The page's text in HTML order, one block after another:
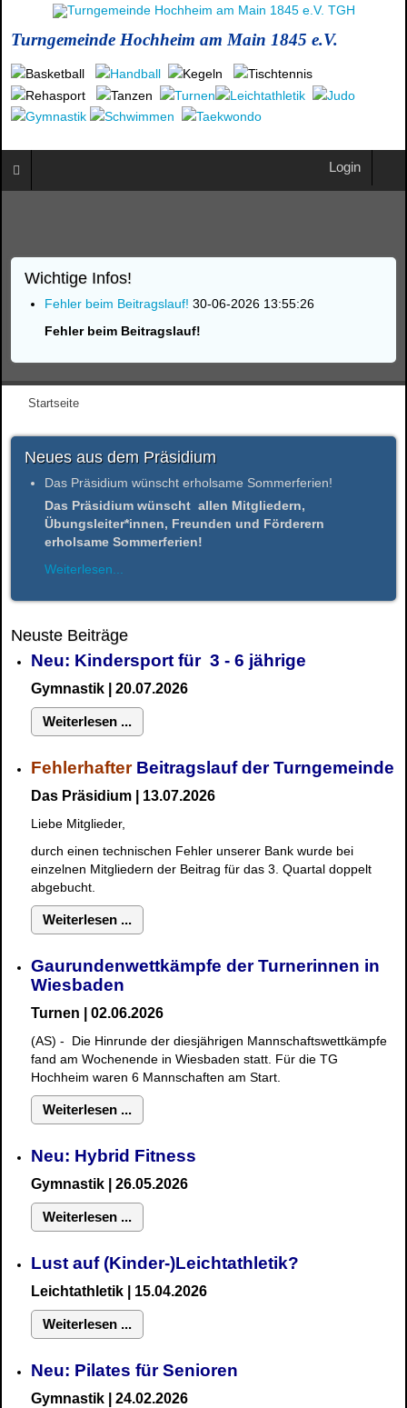
Turngemeinde Hochheim am Main 1845 e.V.
Login
Wichtige Infos!
Fehler beim Beitragslauf! 30-06-2026 13:55:26
Fehler beim Beitragslauf!
Startseite
Neues aus dem Präsidium
Das Präsidium wünscht erholsame Sommerferien!
Das Präsidium wünscht allen Mitgliedern,
Übungsleiter*innen, Freunden und Förderern
erholsame Sommerferien!
Weiterlesen...
Neuste Beiträge
Neu: Kindersport für 3 - 6 jährige
Gymnastik | 20.07.2026
Weiterlesen ...
FehlerhafterBeitragslauf der Turngemeinde
Das Präsidium | 13.07.2026
Liebe Mitglieder,
durch einen technischen Fehler unserer Bank wurde bei
einzelnen Mitgliedern der Beitrag für das 3. Quartal doppelt
abgebucht.
Weiterlesen ...
Gaurundenwettkämpfe der Turnerinnen in
Wiesbaden
Turnen | 02.06.2026
(AS) - Die Hinrunde der diesjährigen Mannschaftswettkämpfe
fand am Wochenende in Wiesbaden statt. Für die TG
Hochheim waren 6 Mannschaften am Start.
Weiterlesen ...
Neu: Hybrid Fitness
Gymnastik | 26.05.2026
Weiterlesen ...
Lust auf (Kinder-)Leichtathletik?
Leichtathletik | 15.04.2026
Weiterlesen ...
Neu: Pilates für Senioren
Gymnastik | 24.02.2026